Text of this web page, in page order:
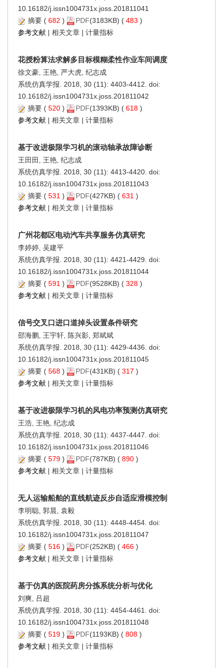
10.16182/j.issn1004731x.joss.201811041
摘要 ( 682 ) PDF(3183KB) ( 483 )
参考文献 | 相关文章 | 计量指标
花授粉算法求解多目标模糊柔性作业车间调度
徐文豪, 王艳, 严大虎, 纪志成
系统仿真学报. 2018, 30 (11): 4403-4412. doi:
10.16182/j.issn1004731x.joss.201811042
摘要 ( 520 ) PDF(1393KB) ( 618 )
参考文献 | 相关文章 | 计量指标
基于改进极限学习机的滚动轴承故障诊断
王田田, 王艳, 纪志成
系统仿真学报. 2018, 30 (11): 4413-4420. doi:
10.16182/j.issn1004731x.joss.201811043
摘要 ( 531 ) PDF(427KB) ( 631 )
参考文献 | 相关文章 | 计量指标
广州花都区电动汽车共享服务仿真研究
李婷婷, 吴建平
系统仿真学报. 2018, 30 (11): 4421-4429. doi:
10.16182/j.issn1004731x.joss.201811044
摘要 ( 591 ) PDF(9528KB) ( 328 )
参考文献 | 相关文章 | 计量指标
信号交叉口进口道掉头设置条件研究
邵海鹏, 王宇轩, 陈兴影, 郑斌斌
系统仿真学报. 2018, 30 (11): 4429-4436. doi:
10.16182/j.issn1004731x.joss.201811045
摘要 ( 568 ) PDF(431KB) ( 317 )
参考文献 | 相关文章 | 计量指标
基于改进极限学习机的风电功率预测仿真研究
王浩, 王艳, 纪志成
系统仿真学报. 2018, 30 (11): 4437-4447. doi:
10.16182/j.issn1004731x.joss.201811046
摘要 ( 579 ) PDF(787KB) ( 890 )
参考文献 | 相关文章 | 计量指标
无人运输船舶的直线航迹反步自适应滑模控制
李明聪, 郭晨, 袁毅
系统仿真学报. 2018, 30 (11): 4448-4454. doi:
10.16182/j.issn1004731x.joss.201811047
摘要 ( 516 ) PDF(252KB) ( 466 )
参考文献 | 相关文章 | 计量指标
基于仿真的医院药房分拣系统分析与优化
刘爽, 吕超
系统仿真学报. 2018, 30 (11): 4454-4461. doi:
10.16182/j.issn1004731x.joss.201811048
摘要 ( 519 ) PDF(1193KB) ( 808 )
参考文献 | 相关文章 | 计量指标